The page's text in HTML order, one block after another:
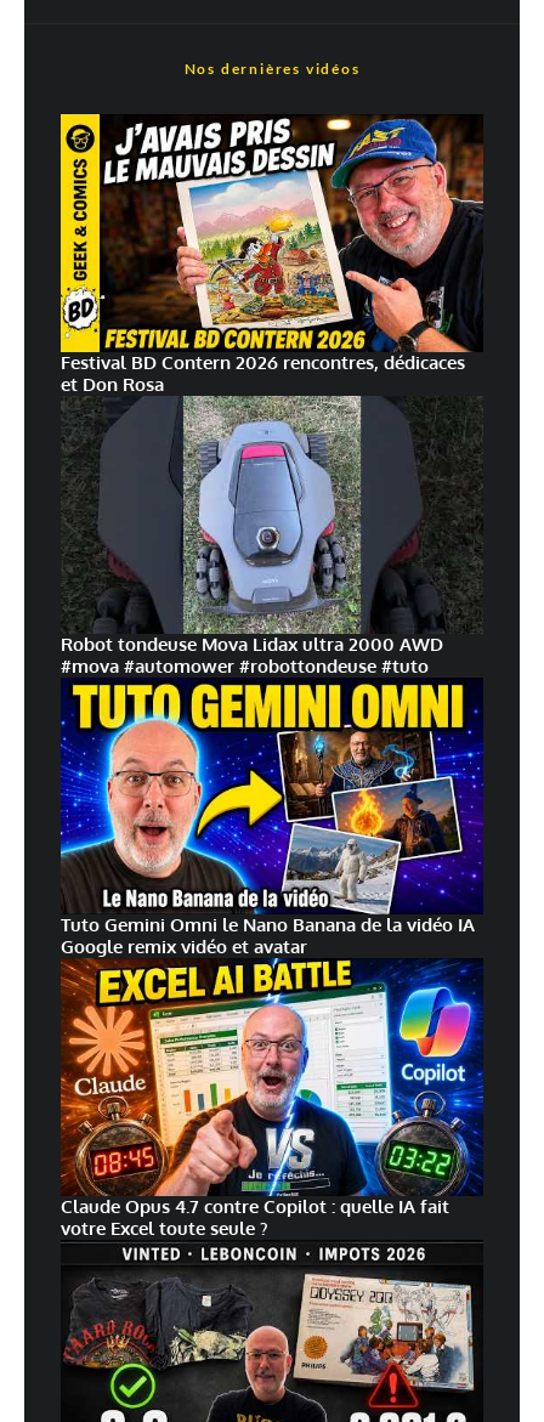
Nos dernières vidéos
Festival BD Contern 2026 rencontres, dédicaces
et Don Rosa
Robot tondeuse Mova Lidax ultra 2000 AWD
#mova #automower #robottondeuse #tuto
Tuto Gemini Omni le Nano Banana de la vidéo IA
Google remix vidéo et avatar
Claude Opus 4.7 contre Copilot : quelle IA fait
votre Excel toute seule ?